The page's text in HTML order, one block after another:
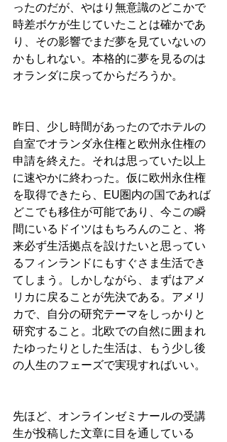
ったのだが、やはり無意識のどこかで
時差ボケが生じていたことは確かであ
り、その影響でまだ夢を見ていないの
かもしれない。本格的に夢を見るのは
オランダに戻ってからだろうか。
昨日、少し時間があったのでホテルの
自室でオランダ永住権と欧州永住権の
申請を終えた。それは思っていた以上
に速やかに終わった。仮に欧州永住権
を取得できたら、EU圏内の国であれば
どこでも移住が可能であり、今この瞬
間にいるドイツはもちろんのこと、将
来必ず生活拠点を設けたいと思ってい
るフィンランドにもすぐさま生活でき
てしまう。しかしながら、まずはアメ
リカに戻ることが先決である。アメリ
カで、自分の研究テーマをしっかりと
研究すること。北欧での自然に囲まれ
たゆったりとした生活は、もう少し後
の人生のフェーズで実現すればいい。
先ほど、オンラインゼミナールの受講
生が投稿した文章に目を通している